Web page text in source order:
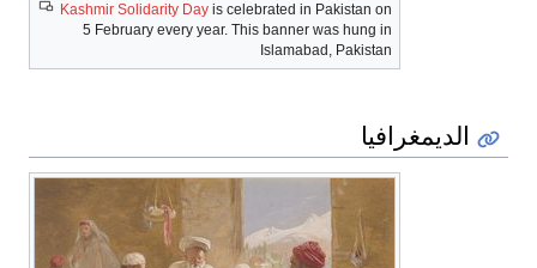
Kashmir Solidarity Dayis celebrated in Pakistan on
5 February every year. This banner was hung in
Islamabad, Pakistan
الديمغرافيا